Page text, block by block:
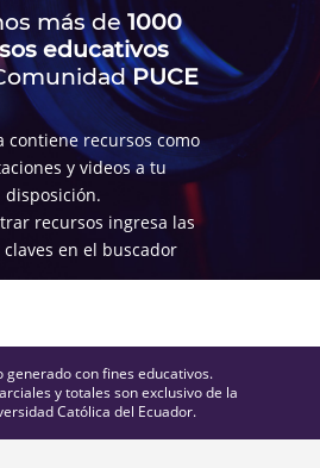
más de1000
educativos
PUCE
contiene recursos como
y videos a tu
disposición.
recursos ingresa las
en el buscador
generado con fines educativos.
y totales son exclusivo de la
Católica del Ecuador.